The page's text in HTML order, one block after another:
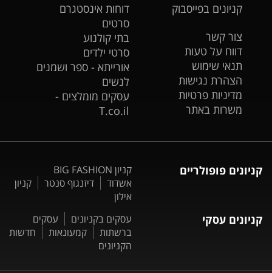
קניונים בפייסבוק
צור קשר
דווח על טעות
תנאי שימוש
הצהרת נגישות
מדיניות פרטיות
משרות באתר
דוחות אינסטגרם
סרטים
בתי קולנוע
סרטי ילדים
אורייתא - ספר ושמנים
לנשים
עסקים מומלצים -
T.co.il
קניונים פופולריים
קניון BIG FASHION
אשדוד
דיזנגוף סנטר
קניון
אילון
קניונים עסקי עסקים בקניונים
עסקים
ברשתות
קמעונאות
חדשות
הקניונים